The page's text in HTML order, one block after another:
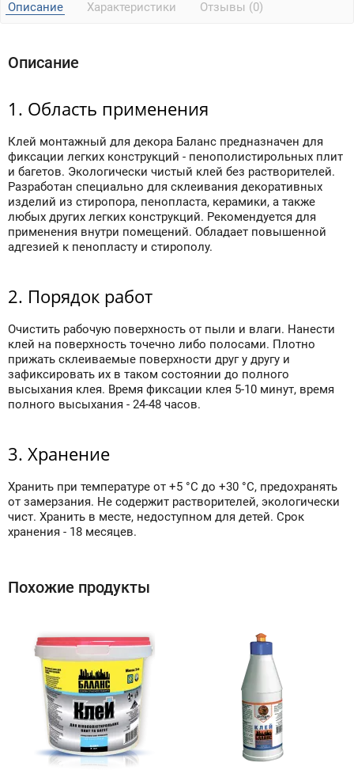
Описание Характеристики Отзывы (0)
Описание
1. Область применения
Клей монтажный для декора Баланс предназначен для
фиксации легких конструкций - пенополистирольных плит
и багетов. Экологически чистый клей без растворителей.
Разработан специально для склеивания декоративных
изделий из стиропора, пенопласта, керамики, а также
любых других легких конструкций. Рекомендуется для
применения внутри помещений. Обладает повышенной
адгезией к пенопласту и стирополу.
2. Порядок работ
Очистить рабочую поверхность от пыли и влаги. Нанести
клей на поверхность точечно либо полосами. Плотно
прижать склеиваемые поверхности друг у другу и
зафиксировать их в таком состоянии до полного
высыхания клея. Время фиксации клея 5-10 минут, время
полного высыхания - 24-48 часов.
3. Хранение
Хранить при температуре от +5 °С до +30 °С, предохранять
от замерзания. Не содержит растворителей, экологически
чист. Хранить в месте, недоступном для детей. Срок
хранения - 18 месяцев.
Похожие продукты